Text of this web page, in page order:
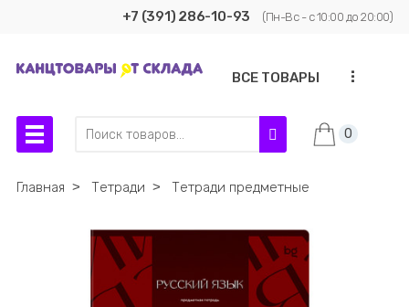
+7 (391) 286-10-93 (Пн-Вс - с 10:00 до 20:00)
ВСЕ ТОВАРЫ ...
0
Главная ˃ Тетради ˃ Тетради предметные